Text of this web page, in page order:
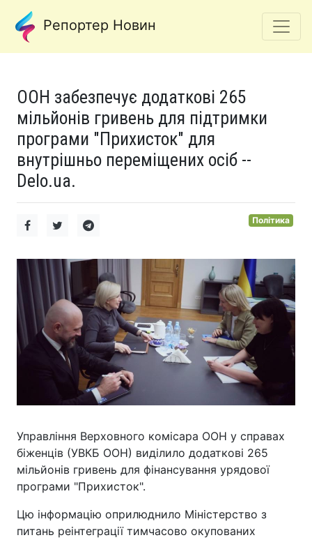
Репортер Новин
ООН забезпечує додаткові 265
мільйонів гривень для підтримки
програми "Прихисток" для
внутрішньо переміщених осіб --
Delo.ua.
Політика
Управління Верховного комісара ООН у справах
біженців (УВКБ ООН) виділило додаткові 265
мільйонів гривень для фінансування урядової
програми "Прихисток".
Цю інформацію оприлюднило Міністерство з
питань реінтеграції тимчасово окупованих